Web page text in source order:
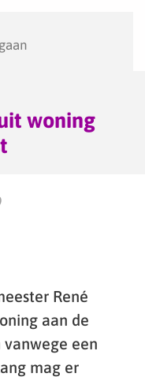
woning
René
aan de
vanwege een
mag er